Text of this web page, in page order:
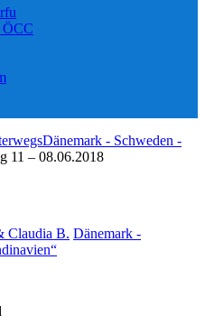
ÖCC
Dänemark - Schweden -
11 – 08.06.2018
Claudia B. Dänemark -